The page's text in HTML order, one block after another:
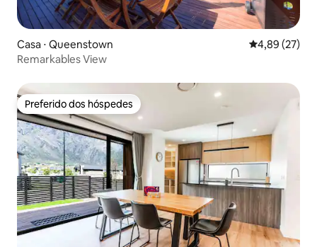
Casa ⋅ Queenstown 4,89 de uma
4,89 (27)
Remarkables View
Preferido dos hóspedes
Preferido dos hóspedes